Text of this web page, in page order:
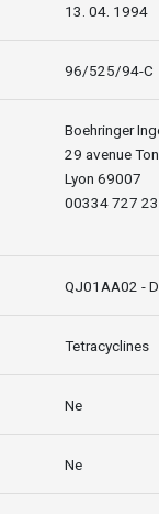
13. 04. 1994
96/525/94-C
Boehringer
29 avenue
Lyon 69007
00334 727
QJ01AA02 -
Tetracyclines
Ne
Ne